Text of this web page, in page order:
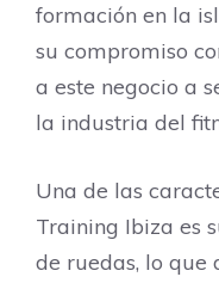
formación en la
su compromiso
a este negocio a
la industria del
Una de las
Training Ibiza es
de ruedas, lo que